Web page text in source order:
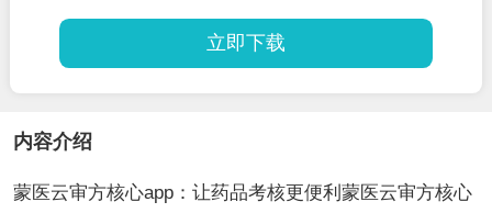
立即下载
内容介绍
蒙医云审方核心app：让药品考核更便利蒙医云审方核心